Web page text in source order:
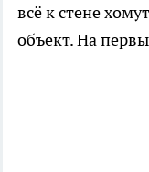
всё к стене
объект. На